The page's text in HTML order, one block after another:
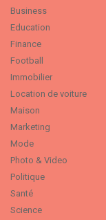
Business
Education
Finance
Football
Immobilier
Location de voiture
Maison
Marketing
Mode
Photo & Video
Politique
Santé
Science